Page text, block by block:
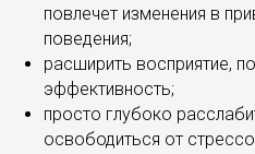
повлечет изменения в
поведения;
расширить восприятие,
эффективность;
просто глубоко
освободиться от